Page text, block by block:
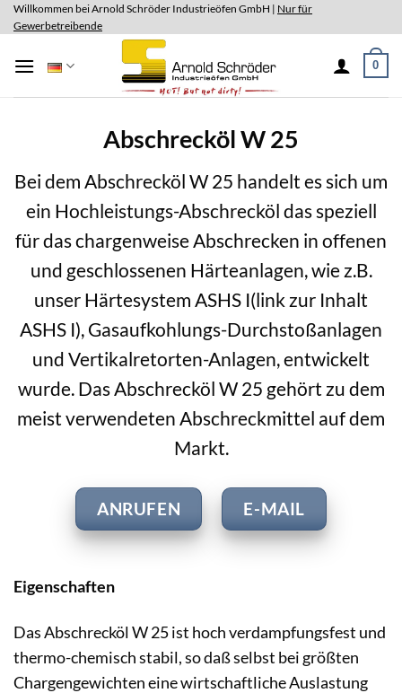
Skip
to
Willkommen bei Arnold Schröder Industrieöfen GmbH | Nur für
Gewerbetreibende
0
Abschrecköl W 25
Bei dem Abschrecköl W 25 handelt es sich um
ein Hochleistungs-Abschrecköl das speziell
für das chargenweise Abschrecken in offenen
und geschlossenen Härteanlagen, wie z.B.
unser Härtesystem ASHS I(link zur Inhalt
ASHS I), Gasaufkohlungs-Durchstoßanlagen
und Vertikalretorten-Anlagen, entwickelt
wurde. Das Abschrecköl W 25 gehört zu dem
meist verwendeten Abschreckmittel auf dem
Markt.
ANRUFEN E-MAIL
Eigenschaften
Das Abschrecköl W 25 ist hoch verdampfungsfest und
thermo-chemisch stabil, so daß selbst bei größten
Chargengewichten eine wirtschaftliche Auslastung